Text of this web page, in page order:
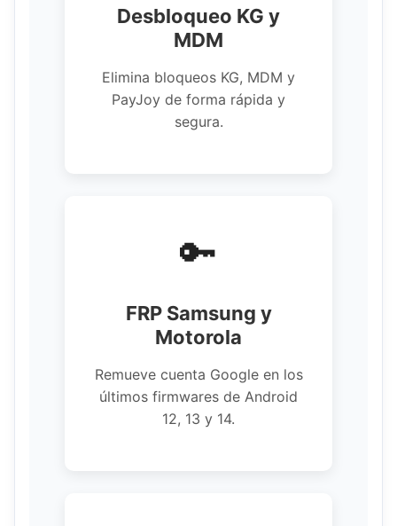
Desbloqueo KG y
MDM
Elimina bloqueos KG, MDM y
PayJoy de forma rápida y
segura.
🔑
FRP Samsung y
Motorola
Remueve cuenta Google en los
últimos firmwares de Android
12, 13 y 14.